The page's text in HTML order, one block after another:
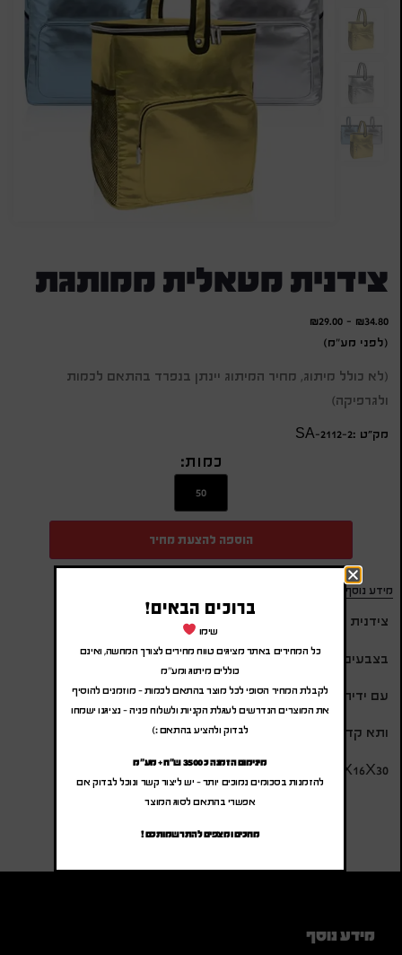
צידנית מטאלית ממותגת
₪34.80
-
₪29.00
(לפני מע"מ)
(לא כולל מיתוג, מחיר המיתוג יינתן בנפרד בהתאם לכמות
ולגרפיקה)
מק״ט :SA-2112-2
כמות:
הוספה להצעת מחיר
מידע נוסף
צידנית מעוצבת יוקרתית
בצבעים מטאלים
עם ידית אחיזה, תא גדול
ותא קדמי בחזית
29X16X30
מידע נוסף
ברוכים הבאים!
שימו
כל המחירים באתר מציגים טווח מחירים לצורך המחשה, ואינם
כוללים מיתוג ומע"מ
לקבלת המחיר הסופי לכל מוצר בהתאם לכמות – מוזמנים להוסיף
את המוצרים הנדרשים לעגלת הקניות ולשלוח פניה – נציגנו ישמחו
לבדוק ולהציע בהתאם :)
מינימום הזמנה כ 3500 ש"ח + מע"מ
להזמנות בסכומים נמוכים יותר – יש ליצור קשר ונוכל לבדוק אם
אפשרי בהתאם לסוג המוצר
מחכים ומצפים להתרשמותכם !